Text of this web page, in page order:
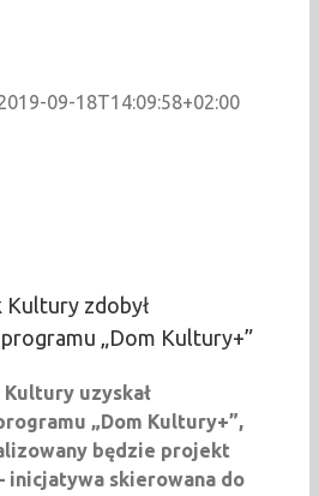
09-18T14:09:58+02:00
Kultury zdobył
„Dom Kultury+”
uzyskał
„Dom Kultury+”,
będzie projekt
inicjatywa skierowana do